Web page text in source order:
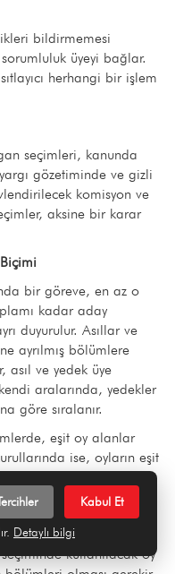
bildirmemesi
üyeyi bağlar.
herhangi bir işlem
seçimleri, kanunda
gözetiminde ve gizli
komisyon ve
aksine bir karar
bir göreve, en az o
kadar aday
duyurulur. Asıllar ve
ayrılmış bölümlere
asıl ve yedek üye
aralarında, yedekler
göre sıralanır.
eşit oy alanlar
ise, oyların eşit
olan üye seçilmiş
kullanılacak oy
Kabul Et
Detaylı bilgi